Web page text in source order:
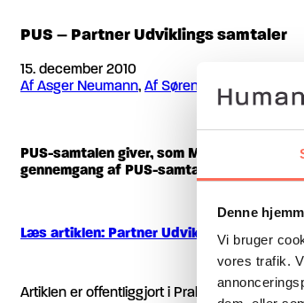
Denne
Vi bruger
vores trafik.
PUS – Partner Udviklings samtaler
15. december 2010
Af Asger Neumann, Af Søren Braskov
PUS-samtalen giver, som MUS-
gennemgang af PUS-samtalen, vil vi kort
Læs artiklen: Partner Udviklings Samtaler
Artiklen er offentliggjort i Praktiserende